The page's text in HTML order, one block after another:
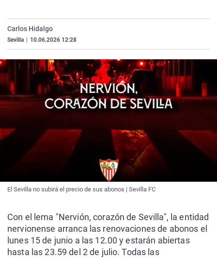
Operación Viuda
Navarra
Carlos Hidalgo
Sevilla 10.06.2026 12:28
El Sevilla no subirá el precio de sus abonos | Sevilla FC
Con el lema "Nervión, corazón de Sevilla", la entidad
nervionense arranca las renovaciones de abonos el
lunes 15 de junio a las 12.00 y estarán abiertas
hasta las 23.59 del 2 de julio. Todas las